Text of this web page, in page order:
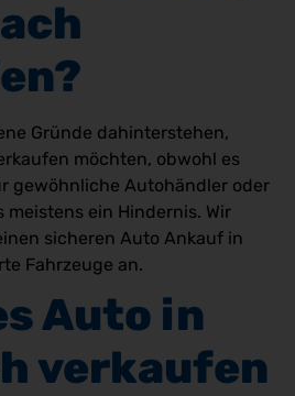
Gründe dahinterstehen,
möchten, obwohl es
gewöhnliche Autohändler oder
ein Hindernis. Wir
sicheren Auto Ankauf in
Fahrzeuge an.
Auto in
verkaufen